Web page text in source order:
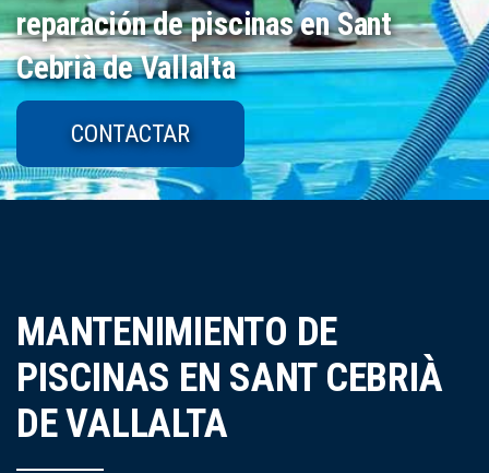
reparación de piscinas en Sant
Cebrià de Vallalta
CONTACTAR
MANTENIMIENTO DE
PISCINAS EN SANT CEBRIÀ
DE VALLALTA